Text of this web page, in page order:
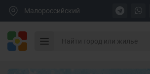
Малороссийский